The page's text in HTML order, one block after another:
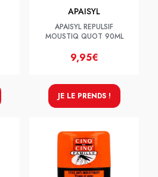
APAISYL
APAISYL REPULSIF
MOUSTIQ QUOT 90ML
9,95€
JE LE PRENDS !